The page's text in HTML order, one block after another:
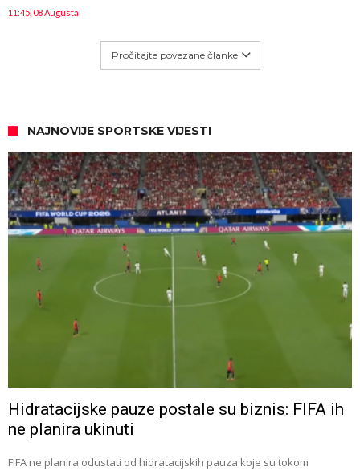
11:45, 08 Augusta
Pročitajte povezane članke
NAJNOVIJE SPORTSKE VIJESTI
Hidratacijske pauze postale su biznis: FIFA ih
ne planira ukinuti
FIFA ne planira odustati od hidratacijskih pauza koje su tokom